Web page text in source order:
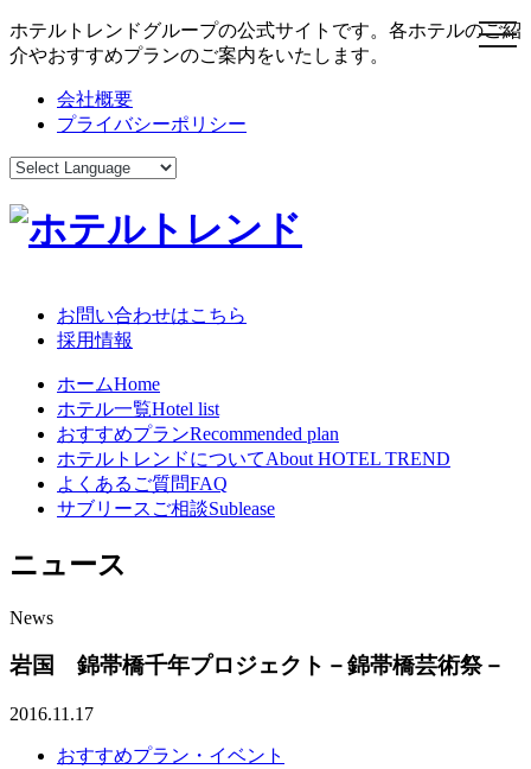
ホテルトレンドグループの公式サイトです。各ホテルのご紹
介やおすすめプランのご案内をいたします。
会社概要
プライバシーポリシー
お問い合わせはこちら
採用情報
ホームHome
ホテル一覧Hotel list
おすすめプランRecommended plan
ホテルトレンドについてAbout HOTEL TREND
よくあるご質問FAQ
サブリースご相談Sublease
ニュース
News
岩国 錦帯橋千年プロジェクト－錦帯橋芸術祭－
2016.11.17
おすすめプラン・イベント